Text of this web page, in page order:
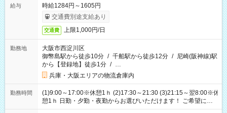
給与
時給1284円～1605円
交通費別途支給あり
交通費 上限1,000円/日
勤務地
大阪市西淀川区
御幣島駅から徒歩10分 / 千船駅から徒歩12分 / 尼崎(阪神線)駅
から【登録地】徒歩1分 / …
兵庫・大阪エリアの物流倉庫内
勤務時間
(1)9:00～17:00※休憩1ｈ (2)17:30～21:30 (3)21:15～翌8:00※休
憩1ｈ 日勤・夕勤・夜勤からお選びいただけます！ ご希望に合
わせて働けるお仕事です(*^^*) 【その他選べる勤務時間】 8-17